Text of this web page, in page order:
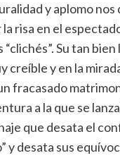
y aplomo nos
risa en el
Su tan bien
creíble y en la
fracasado
a la que se
que desata el
y desata sus